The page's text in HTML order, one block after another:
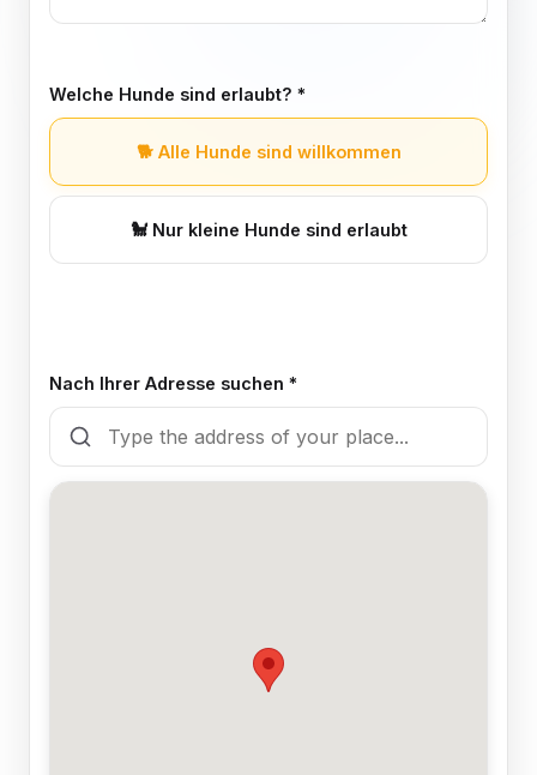
Welche Hunde sind erlaubt? *
🐕Alle Hunde sind willkommen
🐩Nur kleine Hunde sind erlaubt
Restaurant
Nach Ihrer Adresse suchen *